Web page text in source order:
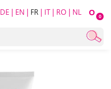
O 0
DE | EN | FR | IT | RO | NL